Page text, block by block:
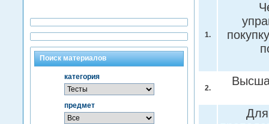
1.
2.
Для
Поиск материалов
категория
предмет